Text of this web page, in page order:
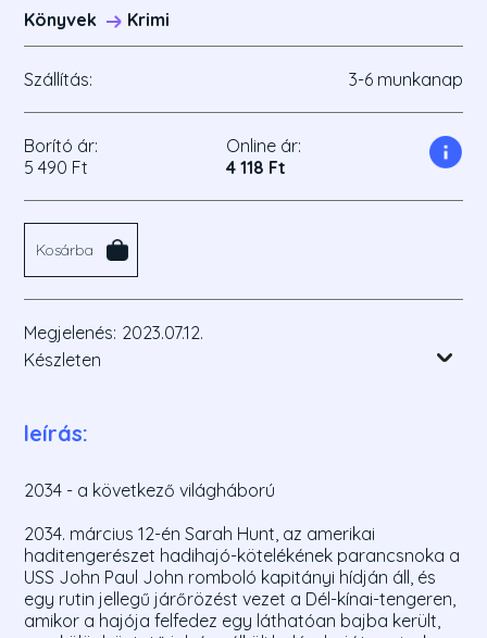
Könyvek
Krimi
Szállítás: 3-6 munkanap
Borító ár:
5 490 Ft
Online ár:
4 118 Ft
Kosárba
Megjelenés: 2023.07.12.
Készleten
leírás:
2034 - a következő világháború
2034. március 12-én Sarah Hunt, az amerikai
haditengerészet hadihajó-kötelékének parancsnoka a
USS John Paul John romboló kapitányi hídján áll, és
egy rutin jellegű járőrözést vezet a Dél-kínai-tengeren,
amikor a hajója felfedez egy láthatóan bajba került,